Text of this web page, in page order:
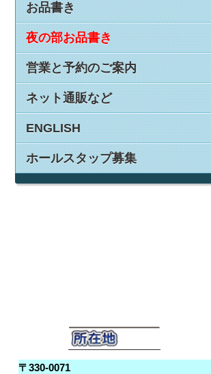
お品書き
夜の部お品書き
営業と予約のご案内
ネット通販など
ENGLISH
ホールスタップ募集
〒330-0071